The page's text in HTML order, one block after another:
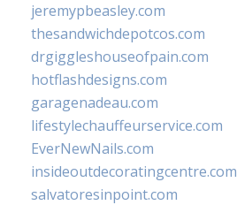
jeremypbeasley.com
thesandwichdepotcos.com
drgiggleshouseofpain.com
hotflashdesigns.com
garagenadeau.com
lifestylechauffeurservice.com
EverNewNails.com
insideoutdecoratingcentre.com
salvatoresinpoint.com